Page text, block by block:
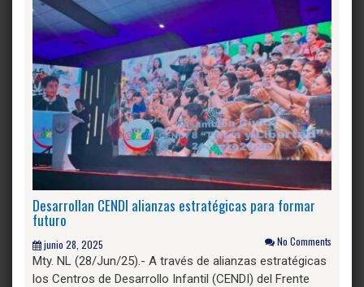
Desarrollan CENDI alianzas estratégicas para formar
futuro
junio 28, 2025 No Comments
Mty. NL (28/Jun/25).- A través de alianzas estratégicas
los Centros de Desarrollo Infantil (CENDI) del Frente